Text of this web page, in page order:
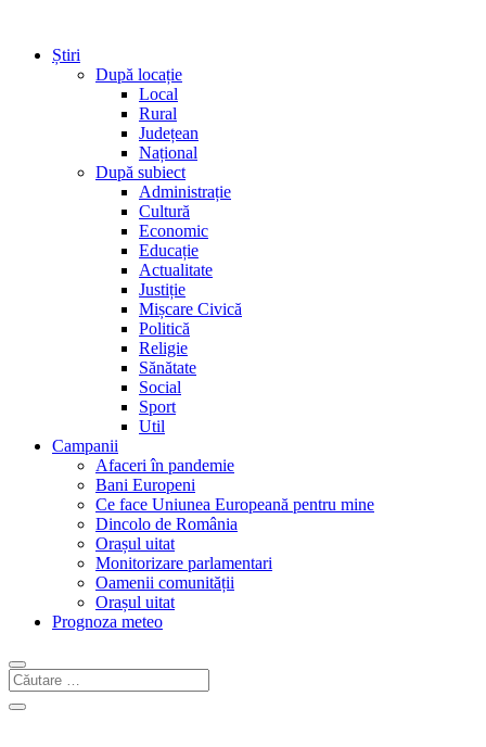
Știri
După locație
Local
Rural
Județean
Național
După subiect
Administrație
Cultură
Economic
Educație
Actualitate
Justiție
Mișcare Civică
Politică
Religie
Sănătate
Social
Sport
Util
Campanii
Afaceri în pandemie
Bani Europeni
Ce face Uniunea Europeană pentru mine
Dincolo de România
Orașul uitat
Monitorizare parlamentari
Oamenii comunității
Orașul uitat
Prognoza meteo